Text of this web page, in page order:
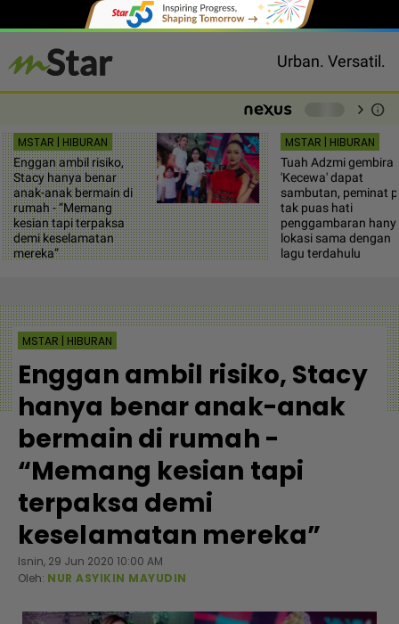
Urban. Versatil.
chevron_right info
MSTAR | HIBURAN
Enggan ambil risiko,
Stacy hanya benar
anak-anak bermain di
rumah - “Memang
kesian tapi terpaksa
demi keselamatan
mereka”
MSTAR | HIBURAN
Tuah Adzmi gembira
'Kecewa' dapat
sambutan, peminat
tak puas hati
penggambaran
lokasi sama dengan
lagu terdahulu
MSTAR | HIBURAN
Enggan ambil risiko, Stacy
hanya benar anak-anak
bermain di rumah -
“Memang kesian tapi
terpaksa demi
keselamatan mereka”
Isnin, 29 Jun 2020 10:00 AM
Oleh: NUR ASYIKIN MAYUDIN